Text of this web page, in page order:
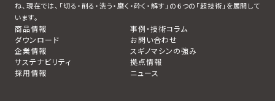
ね、現在では、「切る・削る・洗う・磨く・砕く・解す」の６つの「超技術」を展開して
います。
商品情報
事例・技術コラム
ダウンロード
お問い合わせ
企業情報
スギノマシンの強み
サステナビリティ
拠点情報
採用情報
ニュース